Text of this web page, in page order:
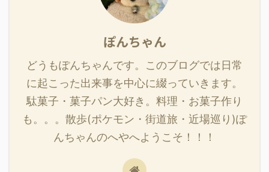
ぽんちゃん
どうもぽんちゃんです。このブログでは日常
に起こった出来事を中心に綴っていきます。
駄菓子・菓子パン大好き。料理・お菓子作り
も。。。散歩(ポケモン・街道旅・近場巡り)ぽ
んちゃんのへやへようこそ！！！